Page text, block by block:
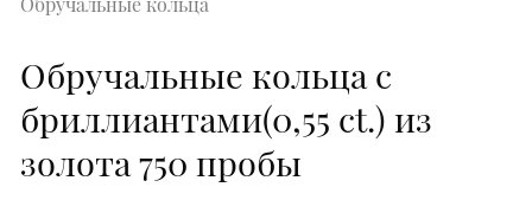
Обручальные кольца с
бриллиантами(0,55 ct.) из
золота 750 пробы